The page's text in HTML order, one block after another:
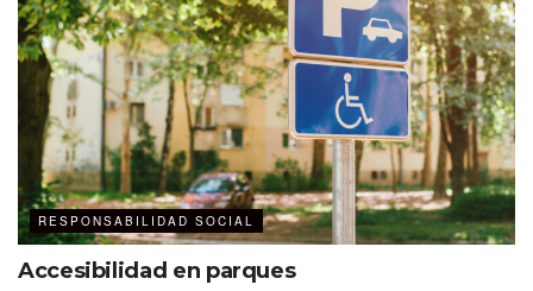
RESPONSABILIDAD SOCIAL
Accesibilidad en parques